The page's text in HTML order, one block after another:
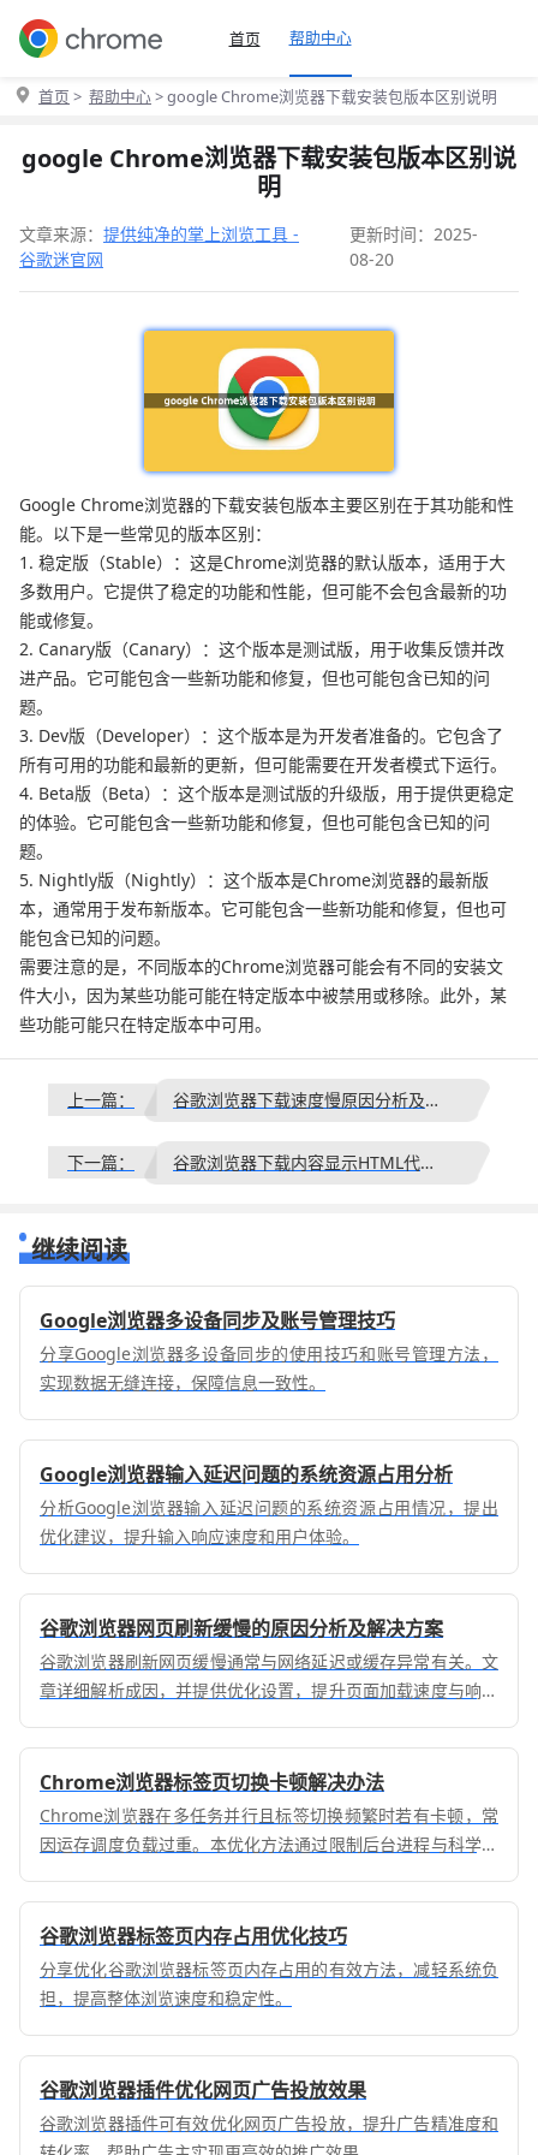
首页 帮助中心
首页 > 帮助中心> google Chrome浏览器下载安装包版本区别说明
google Chrome浏览器下载安装包版本区别说
明
文章来源： 提供纯净的掌上浏览工具 -
谷歌迷官网
更新时间：2025-
08-20
Google Chrome浏览器的下载安装包版本主要区别在于其功能和性
能。以下是一些常见的版本区别：
1. 稳定版（Stable）：这是Chrome浏览器的默认版本，适用于大
多数用户。它提供了稳定的功能和性能，但可能不会包含最新的功
能或修复。
2. Canary版（Canary）：这个版本是测试版，用于收集反馈并改
进产品。它可能包含一些新功能和修复，但也可能包含已知的问
题。
3. Dev版（Developer）：这个版本是为开发者准备的。它包含了
所有可用的功能和最新的更新，但可能需要在开发者模式下运行。
4. Beta版（Beta）：这个版本是测试版的升级版，用于提供更稳定
的体验。它可能包含一些新功能和修复，但也可能包含已知的问
题。
5. Nightly版（Nightly）：这个版本是Chrome浏览器的最新版
本，通常用于发布新版本。它可能包含一些新功能和修复，但也可
能包含已知的问题。
需要注意的是，不同版本的Chrome浏览器可能会有不同的安装文
件大小，因为某些功能可能在特定版本中被禁用或移除。此外，某
些功能可能只在特定版本中可用。
上一篇： 谷歌浏览器下载速度慢原因分析及解决方案
下一篇： 谷歌浏览器下载内容显示HTML代码的修复方法
继续阅读
Google浏览器多设备同步及账号管理技巧
分享Google浏览器多设备同步的使用技巧和账号管理方法，
实现数据无缝连接，保障信息一致性。
Google浏览器输入延迟问题的系统资源占用分析
分析Google浏览器输入延迟问题的系统资源占用情况，提出
优化建议，提升输入响应速度和用户体验。
谷歌浏览器网页刷新缓慢的原因分析及解决方案
谷歌浏览器刷新网页缓慢通常与网络延迟或缓存异常有关。文
章详细解析成因，并提供优化设置，提升页面加载速度与响应
Chrome浏览器标签页切换卡顿解决办法
Chrome浏览器在多任务并行且标签切换频繁时若有卡顿，常
因运存调度负载过重。本优化方法通过限制后台进程与科学进
谷歌浏览器标签页内存占用优化技巧
分享优化谷歌浏览器标签页内存占用的有效方法，减轻系统负
担，提高整体浏览速度和稳定性。
谷歌浏览器插件优化网页广告投放效果
谷歌浏览器插件可有效优化网页广告投放，提升广告精准度和